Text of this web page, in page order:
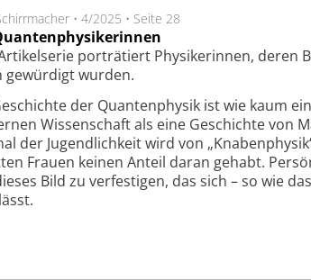
• 4/2025 • Seite 28
porträtiert Physikerinnen, deren
gewürdigt wurden.
der Quantenphysik ist wie kaum
Wissenschaft als eine Geschichte von
der Jugendlichkeit wird von
Frauen keinen Anteil daran gehabt.
Bild zu verfestigen, das sich – so wie